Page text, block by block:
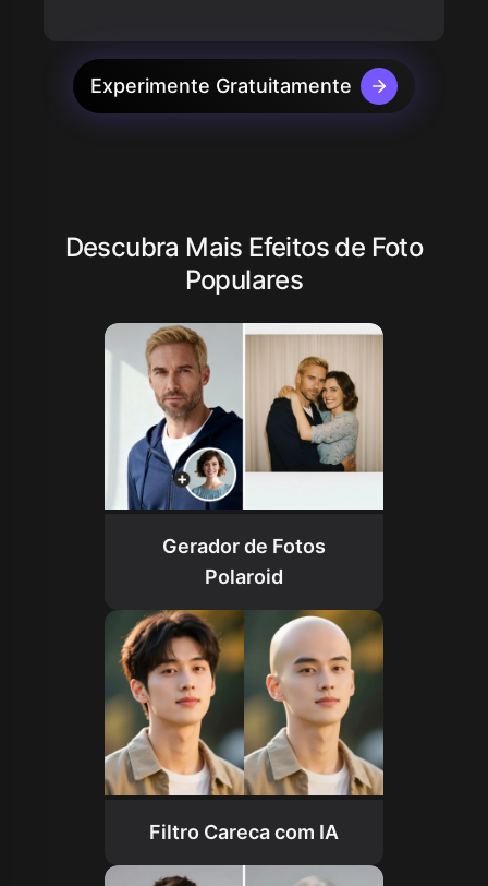
Experimente Gratuitamente
Descubra Mais Efeitos de Foto
Populares
Gerador de Fotos
Polaroid
Filtro Careca com IA